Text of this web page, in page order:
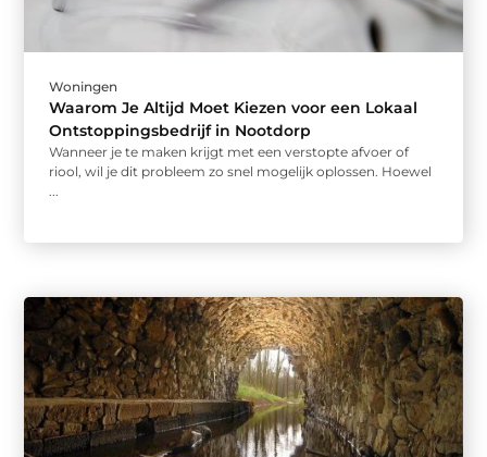
Woningen
Waarom Je Altijd Moet Kiezen voor een Lokaal
Ontstoppingsbedrijf in Nootdorp
Wanneer je te maken krijgt met een verstopte afvoer of
riool, wil je dit probleem zo snel mogelijk oplossen. Hoewel
...